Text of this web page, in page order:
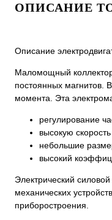
ОПИСАНИЕ
Описание
Маломощный
постоянных магнитов.
момента. Эта
регулирование
высокую
небольшие
высокий
Электрический
механических
приборостроения.